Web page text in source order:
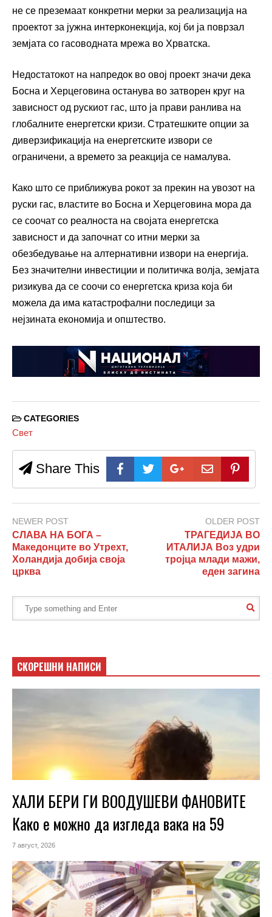
не се преземаат конкретни мерки за реализација на
проектот за јужна интерконекција, кој би ја поврзал
земјата со гасоводната мрежа во Хрватска.
Недостатокот на напредок во овој проект значи дека
Босна и Херцеговина останува во затворен круг на
зависност од рускиот гас, што ја прави ранлива на
глобалните енергетски кризи. Стратешките опции за
диверзификација на енергетските извори се
ограничени, а времето за реакција се намалува.
Како што се приближува рокот за прекин на увозот на
руски гас, властите во Босна и Херцеговина мора да
се соочат со реалноста на својата енергетска
зависност и да започнат со итни мерки за
обезбедување на алтернативни извори на енергија.
Без значителни инвестиции и политичка волја, земјата
ризикува да се соочи со енергетска криза која би
можела да има катастрофални последици за
нејзината економија и општество.
CATEGORIES
Свет
Share This
NEWER POST
СЛАВА НА БОГА –
Македонците во Утрехт,
Холандија добија своја
црква
OLDER POST
ТРАГЕДИЈА ВО
ИТАЛИЈА Воз удри
тројца млади мажи,
еден загина
СКОРЕШНИ НАПИСИ
ХАЛИ БЕРИ ГИ ВООДУШЕВИ ФАНОВИТЕ
Како е можно да изгледа вака на 59
7 август, 2026